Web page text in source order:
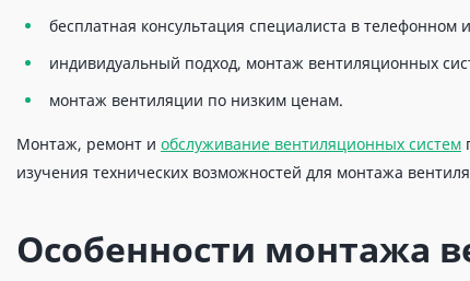
бесплатная консультация специалиста в
индивидуальный подход, монтаж вентиляционных
монтаж вентиляции по низким ценам.
Монтаж, ремонт и обслуживание вентиляционных систем
изучения технических возможностей для монтажа
Особенности монтажа